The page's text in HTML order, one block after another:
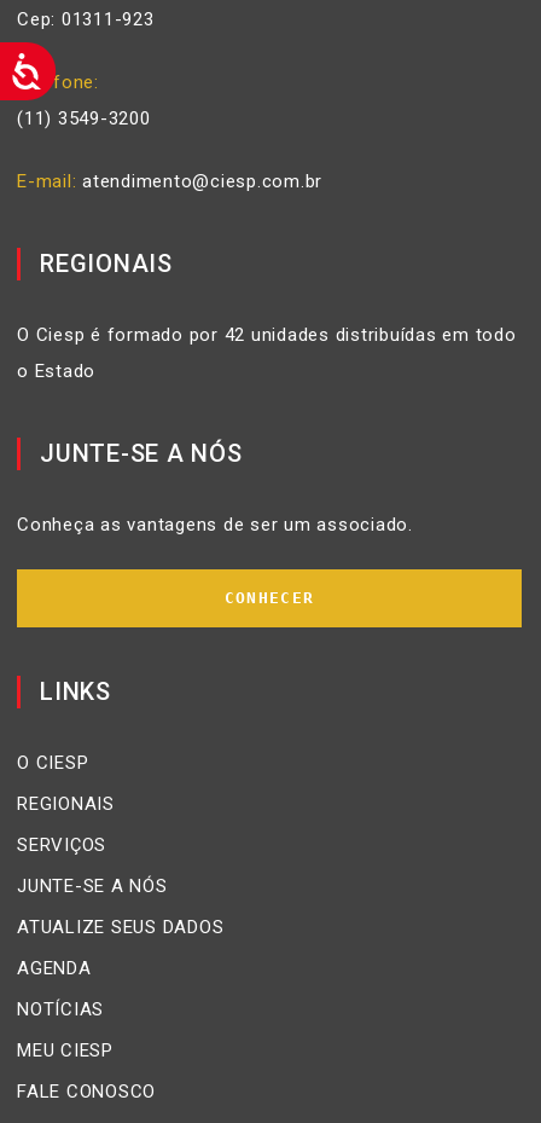
Cep: 01311-923
Telefone
(11) 3549-3200
E-mail atendimento@ciesp.com.br
REGIONAIS
O Ciesp é formado por 42 unidades distribuídas em todo
o Estado
JUNTE-SE A NÓS
Conheça as vantagens de ser um associado.
CONHECER
LINKS
O CIESP
REGIONAIS
SERVIÇOS
JUNTE-SE A NÓS
ATUALIZE SEUS DADOS
AGENDA
NOTÍCIAS
MEU CIESP
FALE CONOSCO